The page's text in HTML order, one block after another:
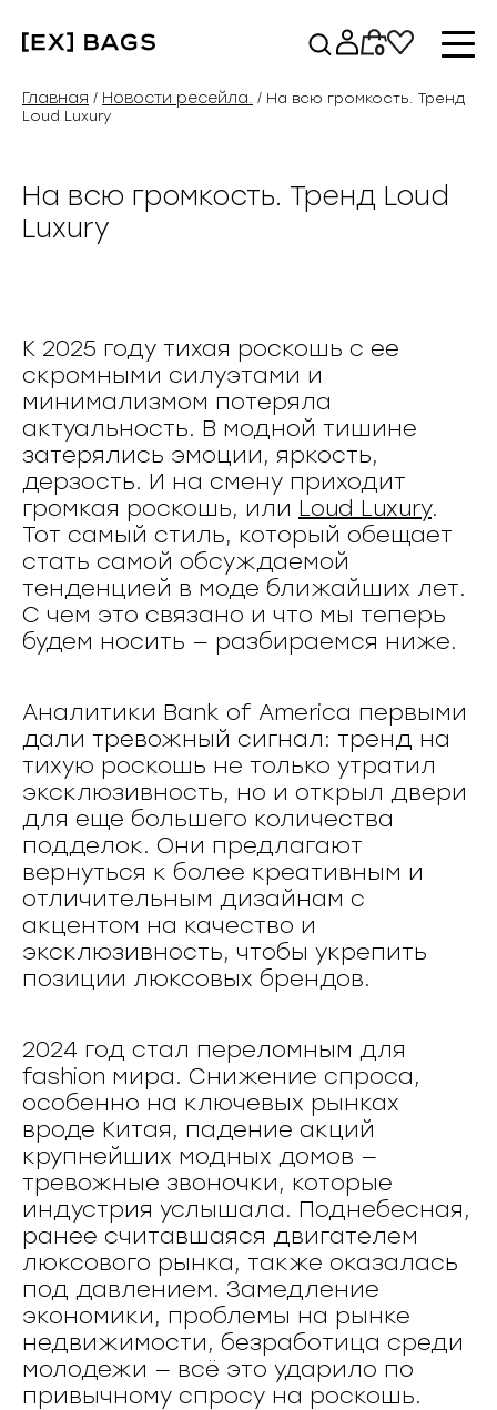
содержимому
0
Главная / Новости ресейла. / На всю громкость. Тренд
Loud Luxury
На всю громкость. Тренд Loud
Luxury
К 2025 году тихая роскошь с ее
скромными силуэтами и
минимализмом потеряла
актуальность. В модной тишине
затерялись эмоции, яркость,
дерзость. И на смену приходит
громкая роскошь, или Loud Luxury.
Тот самый стиль, который обещает
стать самой обсуждаемой
тенденцией в моде ближайших лет.
С чем это связано и что мы теперь
будем носить — разбираемся ниже.
Аналитики Bank of America первыми
дали тревожный сигнал: тренд на
тихую роскошь не только утратил
эксклюзивность, но и открыл двери
для еще большего количества
подделок. Они предлагают
вернуться к более креативным и
отличительным дизайнам с
акцентом на качество и
эксклюзивность, чтобы укрепить
позиции люксовых брендов.
2024 год стал переломным для
fashion мира. Снижение спроса,
особенно на ключевых рынках
вроде Китая, падение акций
крупнейших модных домов —
тревожные звоночки, которые
индустрия услышала. Поднебесная,
ранее считавшаяся двигателем
люксового рынка, также оказалась
под давлением. Замедление
экономики, проблемы на рынке
недвижимости, безработица среди
молодежи — всё это ударило по
привычному спросу на роскошь.